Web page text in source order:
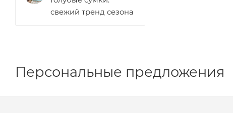
свежий тренд сезона
Персональные предложения